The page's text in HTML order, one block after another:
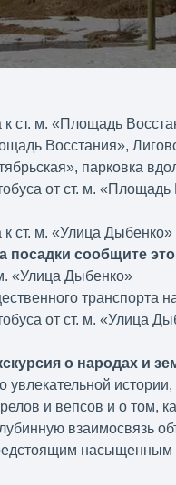
ст. м. «Площадь
Восстания»,
парковка
от ст. м. «Площадь
ст. м. «Улица Дыбенко»
посадки сообщите
«Улица Дыбенко»
транспорта
от ст. м. «Улица
о народах и
и вепсов и о том,
взаимосвязь
насыщенным